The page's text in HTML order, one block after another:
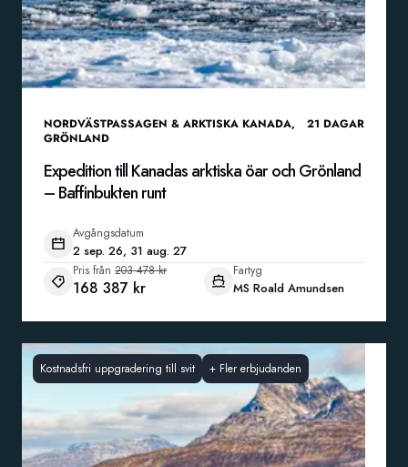
NORDVÄSTPASSAGEN & ARKTISKA KANADA,
GRÖNLAND
21 DAGAR
Expedition till Kanadas arktiska öar och Grönland
– Baffinbukten runt
Avgångsdatum
2 sep. 26, 31 aug. 27
Pris från 203 478 kr
168 387 kr
Fartyg
MS Roald Amundsen
Kostnadsfri uppgradering till svit + Fler erbjudanden